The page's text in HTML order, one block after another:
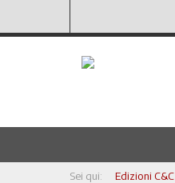
Sei qui: Edizioni C&C